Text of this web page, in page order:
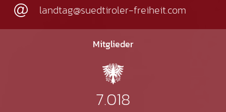
landtag@suedtiroler-freiheit.com
Mitglieder
7.018